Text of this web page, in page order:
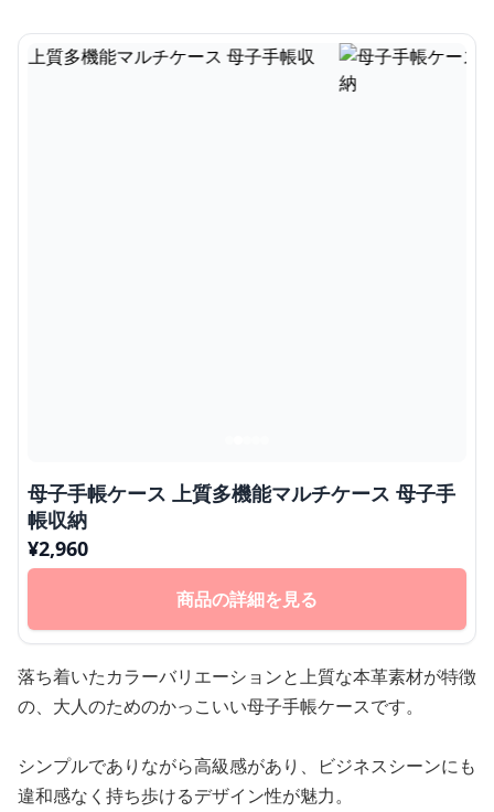
母子手帳ケース 上質多機能マルチケース 母子手
帳収納
¥2,960
商品の詳細を見る
落ち着いたカラーバリエーションと上質な本革素材が特徴
の、大人のためのかっこいい母子手帳ケースです。
シンプルでありながら高級感があり、ビジネスシーンにも
違和感なく持ち歩けるデザイン性が魅力。